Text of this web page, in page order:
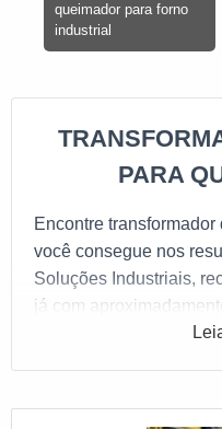
queimador para forno
industrial
PARA
Encontre
você consegue nos
Soluções Industriais,
já com